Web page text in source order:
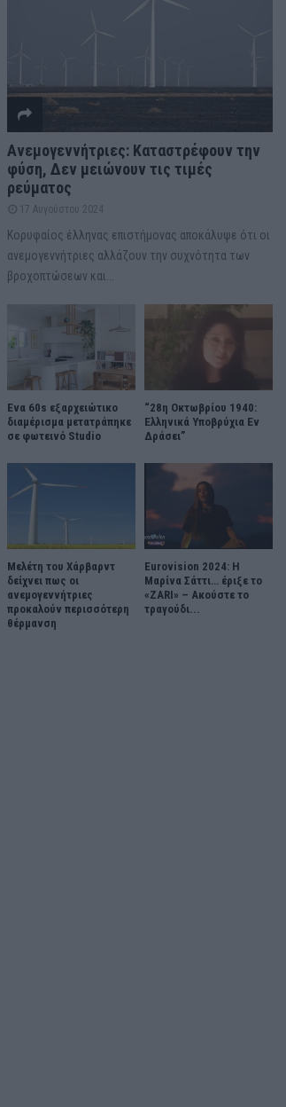
Ανεμογεννήτριες: Καταστρέφουν την
φύση, Δεν μειώνουν τις τιμές
ρεύματος
17 Αυγούστου 2024
Κορυφαίος έλληνας επιστήμονας αποκάλυψε ότι οι
ανεμογεννήτριες αλλάζουν την συχνότητα των
βροχοπτώσεων και...
Ένα 60s εξαρχειώτικο
διαμέρισμα μετατράπηκε
σε φωτεινό Studio
“28η Οκτωβρίου 1940:
Ελληνικά Υποβρύχια Εν
Δράσει”
Μελέτη του Χάρβαρντ
δείχνει πως οι
ανεμογεννήτριες
προκαλούν περισσότερη
θέρμανση
Eurovision 2024: Η
Μαρίνα Σάττι… έριξε το
«ZARI» – Ακούστε το
τραγούδι...